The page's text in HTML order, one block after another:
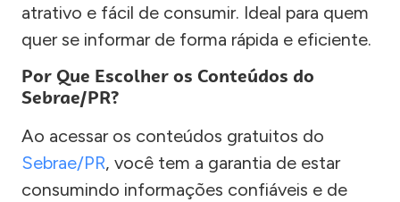
atrativo e fácil de consumir. Ideal para quem
quer se informar de forma rápida e eficiente.
Por Que Escolher os Conteúdos do
Sebrae/PR?
Ao acessar os conteúdos gratuitos do
Sebrae/PR, você tem a garantia de estar
consumindo informações confiáveis e de